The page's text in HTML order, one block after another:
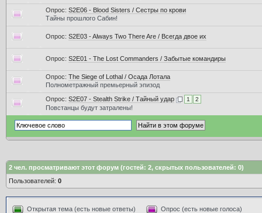
Опрос: S2E06 - Blood Sisters / Сестры по крови
Тайны прошлого Сабин!
Опрос: S2E03 - Always Two There Are / Всегда двое их
Опрос: S2E01 - The Lost Commanders / Забытые командиры
Опрос: The Siege of Lothal / Осада Лотала
Полнометражный премьерный эпизод
Опрос: S2E07 - Stealth Strike / Тайный удар 1 2
Повстанцы будут затралены!
2чел. просматривают этот форум (гостей: 2, скрытых пользователей: 0)
Пользователей: 0
Открытая тема (есть новые ответы)
Опрос (есть новые голоса)